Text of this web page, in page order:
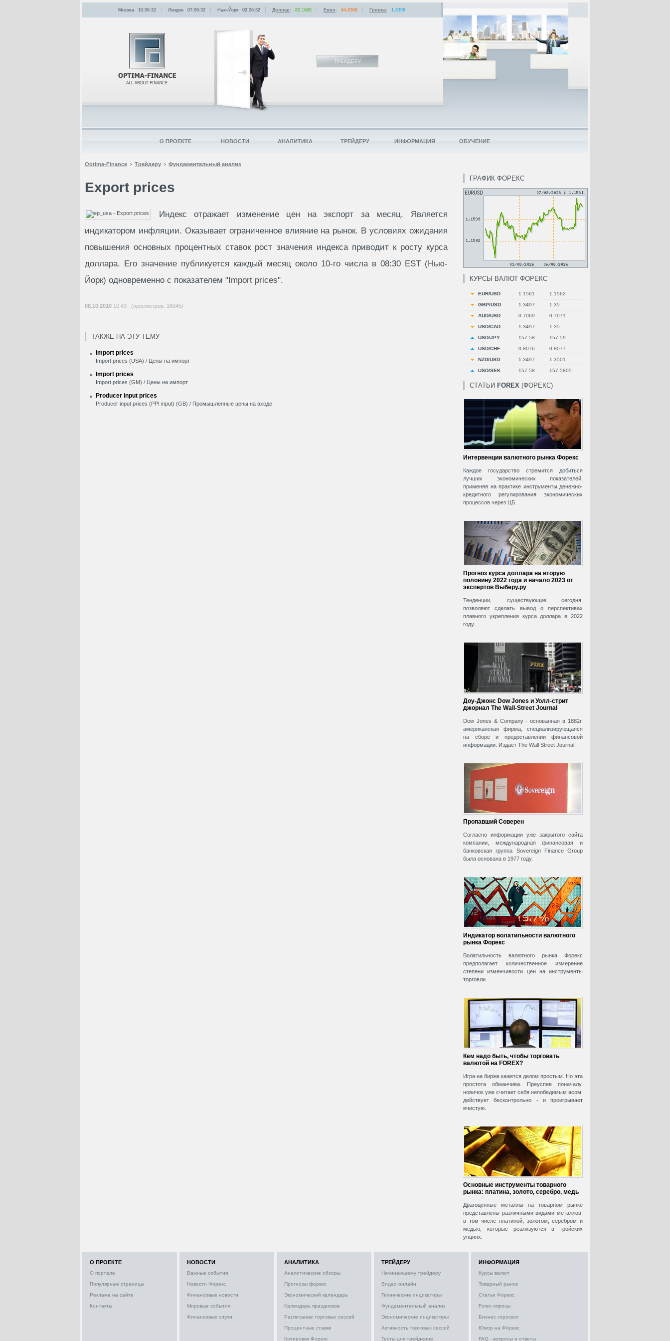
Optima-Finance Трейдеру Фундаментальный анализ
Export prices
Индекс отражает изменение цен на экспорт за месяц. Является
индикатором инфляции. Оказывает ограниченное влияние на рынок. В условиях ожидания
повышения основных процентных ставок рост значения индекса приводит к росту курса
доллара. Его значение публикуется каждый месяц около 10-го числа в 08:30 EST (Нью-
Йорк) одновременно с показателем "Import prices".
08.10.2010 10:43 (просмотров: 16045)
ТАКЖЕ НА ЭТУ ТЕМУ
Import prices
Import prices (USA) / Цены на импорт
Import prices
Import prices (GM) / Цены на импорт
Producer input prices
Producer input prices (PPI input) (GB) / Промышленные цены на входе
ГРАФИК ФОРЕКС
КУРСЫ ВАЛЮТ ФОРЕКС
EUR/USD 1.1561
1.1562
GBP/USD
1.3497
1.35
AUD/USD
0.7069
0.7071
USD/CAD
1.3497
1.35
USD/JPY
157.58
157.59
USD/CHF
0.8076
0.8077
NZD/USD
1.3497
1.3501
USD/SEK
157.58 157.5805
СТАТЬИ FOREX (ФОРЕКС)
Интервенции валютного рынка Форекс
Каждое государство стремится добиться
лучших экономических показателей,
применяя на практике инструменты денежно-
кредитного регулирования экономических
процессов через ЦБ.
Прогноз курса доллара на вторую
половину 2022 года и начало 2023 от
экспертов Выберу.ру
Тенденции, существующие сегодня,
позволяют сделать вывод о перспективах
плавного укрепления курса доллара в 2022
году.
Доу-Джонс Dow Jones и Уолл-стрит
джорнал The Wall-Street Journal
Dow Jones & Company - основанная в 1882г.
американская фирма, специализирующаяся
на сборе и предоставлении финансовой
информации. Издает The Wall Street Journal.
Пропавший Соверен
Согласно информации уже закрытого сайта
компании, международная финансовая и
банковская группа Sovereign Finance Group
была основана в 1977 году.
Индикатор волатильности валютного
рынка Форекс
Волатильность валютного рынка Форекс
предполагает количественное измерение
степени изменчивости цен на инструменты
торговли.
Кем надо быть, чтобы торговать
валютой на FOREX?
Игра на бирже кажется делом простым. Но эта
простота обманчива. Преуспев поначалу,
новичок уже считает себя непобедимым асом,
действует бесконтрольно - и проигрывает
вчистую.
Основные инструменты товарного
рынка: платина, золото, серебро, медь
Драгоценные металлы на товарном рынке
представлены различными видами металлов,
в том числе платиной, золотом, серебром и
медью, которые реализуются в тройских
унциях.
ТРЕЙДЕРУ
Москва 10:06:32 Лондон 07:06:32 Нью-Йорк 02:06:32 Доллар: 82.1665 Евро: 94.8366 Гривна: 1.8358
О ПРОЕКТЕ НОВОСТИ АНАЛИТИКА ТРЕЙДЕРУ ИНФОРМАЦИЯ ОБУЧЕНИЕ
О ПРОЕКТЕ
О портале
Популярные страницы
Реклама на сайте
Контакты
НОВОСТИ
Важные события
Новости Форекс
Финансовые новости
Мировые события
Финансовые слухи
АНАЛИТИКА
Аналитические обзоры
Прогнозы форекс
Экономический календарь
Календарь праздников
Расписание торговых сессий
Процентные ставки
Котировки Форекс
ТРЕЙДЕРУ
Начинающему трейдеру
Видео онлайн
Технические индикаторы
Фундаментальный анализ
Экономические индикаторы
Активность торговых сессий
Тесты для трейдеров
ИНФОРМАЦИЯ
Курсы валют
Товарный рынок
Статьи Форекс
Forex опросы
Бизнес гороскоп
Юмор на Форекс
FAQ - вопросы и ответы